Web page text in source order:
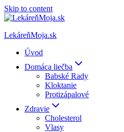
Skip to content
LekáreňMoja.sk
Úvod
Domáca liečba
Babské Rady
Kloktanie
Protizápalové
Zdravie
Cholesterol
Vlasy